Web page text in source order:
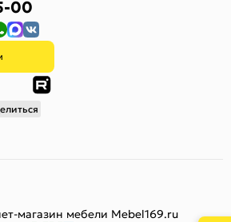
00
магазин мебели Mebel169.ru